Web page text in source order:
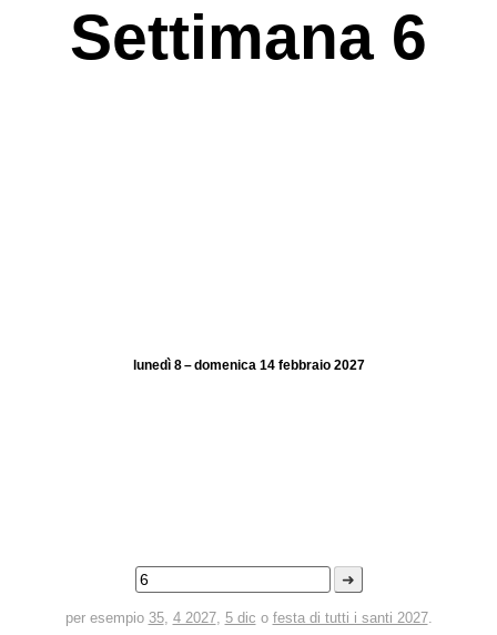
Settimana 6
lunedì 8 – domenica 14 febbraio 2027
➜
per esempio 35, 4 2027, 5 dic o festa di tutti i santi 2027.